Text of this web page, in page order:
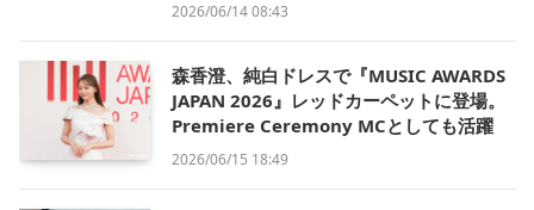
2026/06/14 08:43
森香澄、純白ドレスで『MUSIC AWARDS
JAPAN 2026』レッドカーペットに登場。
Premiere Ceremony MCとしても活躍
2026/06/15 18:49